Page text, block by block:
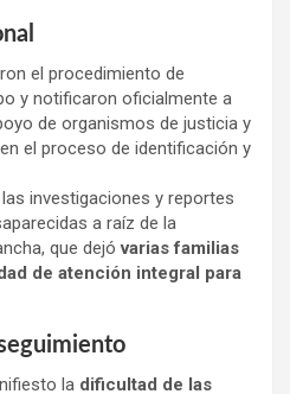
el procedimiento de
y notificaron oficialmente a
de organismos de justicia y
el proceso de identificación y
investigaciones y reportes
a raíz de la
que dejóvarias familias
de atención integral para
la dificultad de las